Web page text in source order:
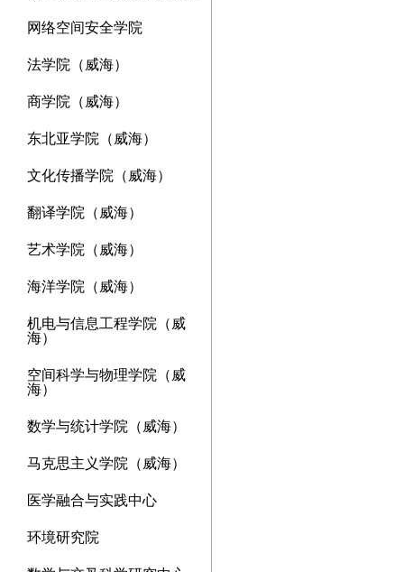
网络空间安全学院
法学院（威海）
商学院（威海）
东北亚学院（威海）
文化传播学院（威海）
翻译学院（威海）
艺术学院（威海）
海洋学院（威海）
机电与信息工程学院（威
海）
空间科学与物理学院（威
海）
数学与统计学院（威海）
马克思主义学院（威海）
医学融合与实践中心
环境研究院